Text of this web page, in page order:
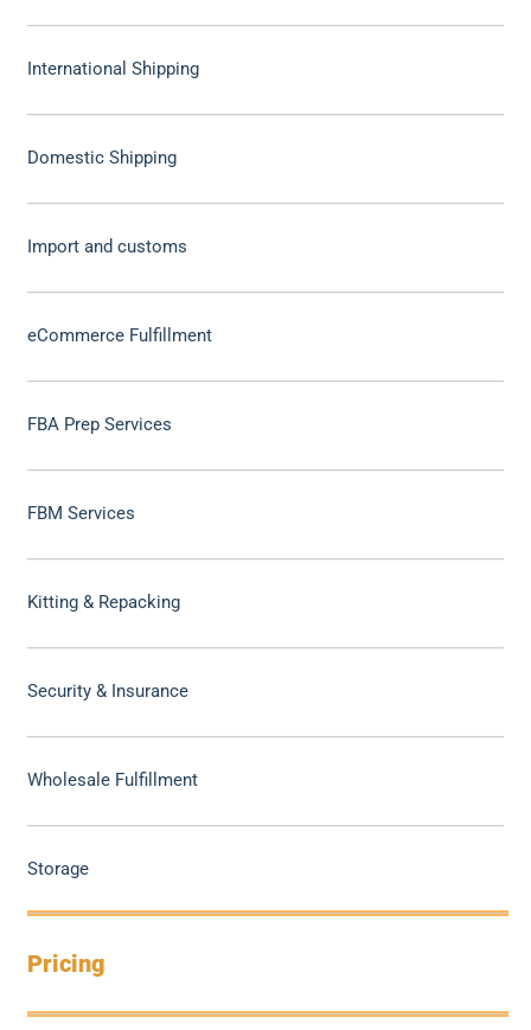
International Shipping
Domestic Shipping
Import and customs
eCommerce Fulfillment
FBA Prep Services
FBM Services
Kitting & Repacking
Security & Insurance
Wholesale Fulfillment
Storage
Pricing